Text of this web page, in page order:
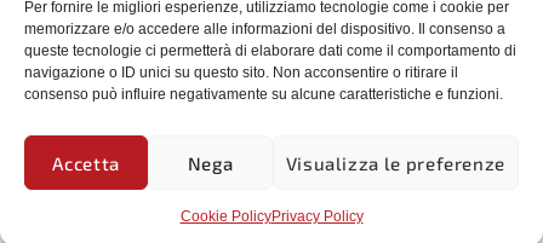
Per fornire le migliori esperienze, utilizziamo tecnologie come i cookie per
memorizzare e/o accedere alle informazioni del dispositivo. Il consenso a
queste tecnologie ci permetterà di elaborare dati come il comportamento di
navigazione o ID unici su questo sito. Non acconsentire o ritirare il
consenso può influire negativamente su alcune caratteristiche e funzioni.
Accetta Nega Visualizza le preferenze
Cookie PolicyPrivacy Policy
Credits